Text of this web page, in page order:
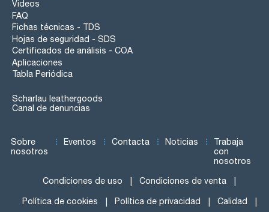
Videos
FAQ
Fichas técnicas - TDS
Hojas de seguridad - SDS
Certificados de análisis - COA
Aplicaciones
Tabla Periódica
Scharlau leathergoods
Canal de denuncias
Sobre
nosotros
Eventos Contacta Noticias
Trabaja
con
nosotros
Condiciones de uso Condiciones de venta
Política de cookies Política de privacidad Calidad